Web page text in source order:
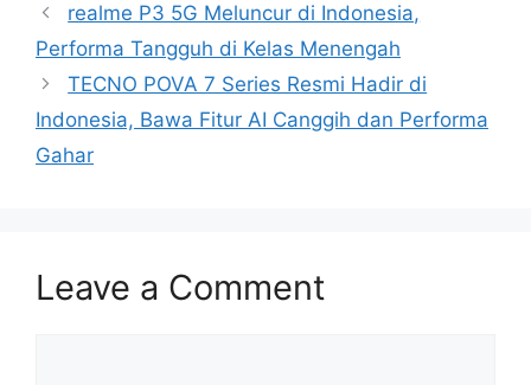
realme P3 5G Meluncur di Indonesia,
Performa Tangguh di Kelas Menengah
TECNO POVA 7 Series Resmi Hadir di
Indonesia, Bawa Fitur AI Canggih dan Performa
Gahar
Leave a Comment